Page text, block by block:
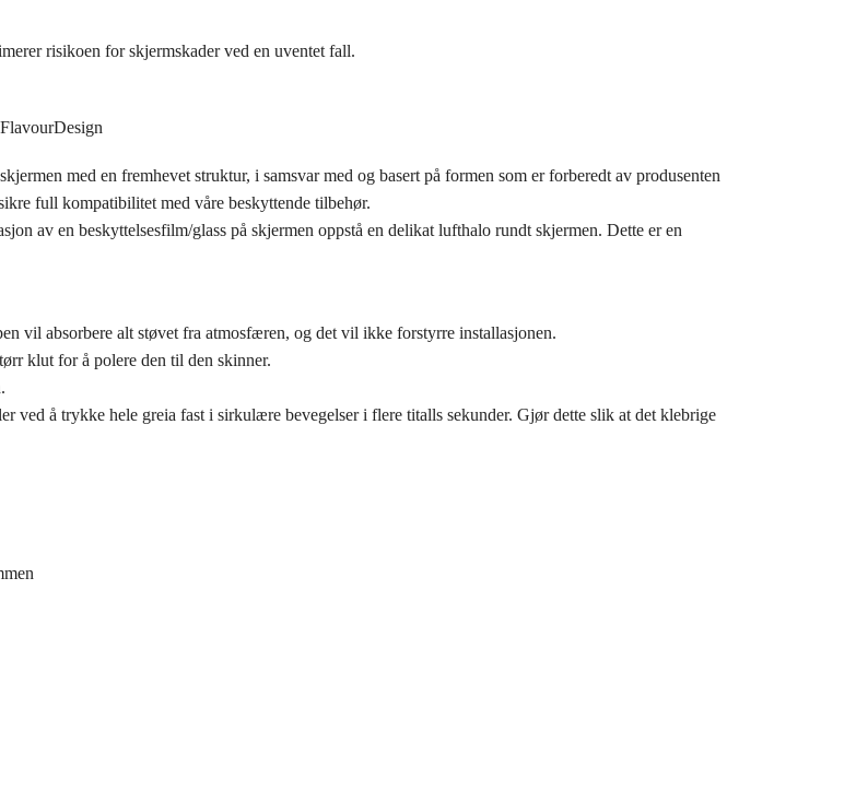
risikoen for skjermskader ved en uventet fall.
med en fremhevet struktur, i samsvar med og basert på formen som er forberedt av produsenten
full kompatibilitet med våre beskyttende tilbehør.
av en beskyttelsesfilm/glass på skjermen oppstå en delikat lufthalo rundt skjermen. Dette er en
vil absorbere alt støvet fra atmosfæren, og det vil ikke forstyrre installasjonen.
klut for å polere den til den skinner.
ved å trykke hele greia fast i sirkulære bevegelser i flere titalls sekunder. Gjør dette slik at det klebrige